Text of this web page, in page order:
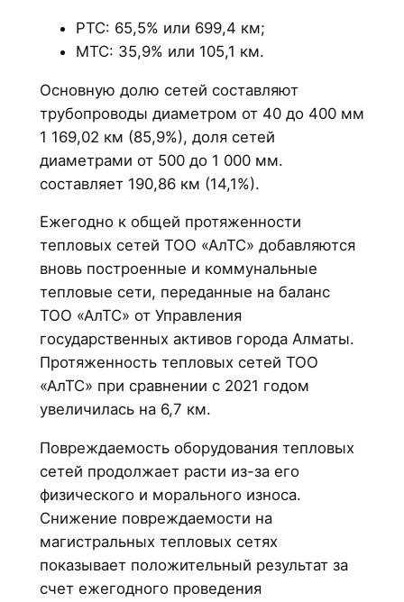
РТС: 65,5% или 699,4 км;
МТС: 35,9% или 105,1 км.
Основную долю сетей составляют
трубопроводы диаметром от 40 до 400 мм
1 169,02 км (85,9%), доля сетей
диаметрами от 500 до 1 000 мм.
составляет 190,86 км (14,1%).
Ежегодно к общей протяженности
тепловых сетей ТОО «АлТС» добавляются
вновь построенные и коммунальные
тепловые сети, переданные на баланс
ТОО «АлТС» от Управления
государственных активов города Алматы.
Протяженность тепловых сетей ТОО
«АлТС» при сравнении с 2021 годом
увеличилась на 6,7 км.
Повреждаемость оборудования тепловых
сетей продолжает расти из-за его
физического и морального износа.
Снижение повреждаемости на
магистральных тепловых сетях
показывает положительный результат за
счет ежегодного проведения